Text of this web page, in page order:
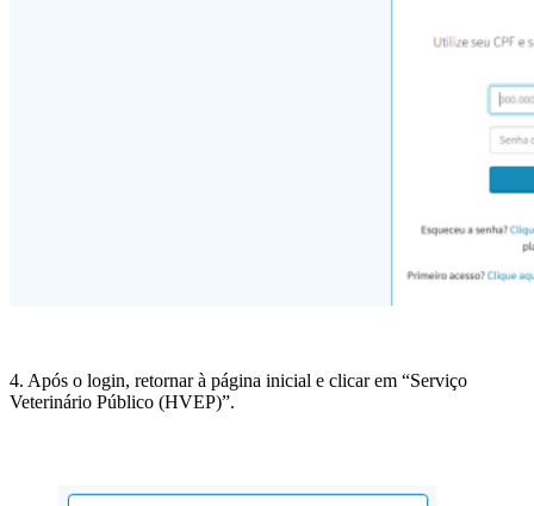
4. Após o login, retornar à página inicial e clicar em “Serviço
Veterinário Público (HVEP)”.